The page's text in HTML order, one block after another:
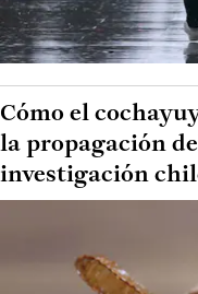
Cómo el
la propagación
investigación